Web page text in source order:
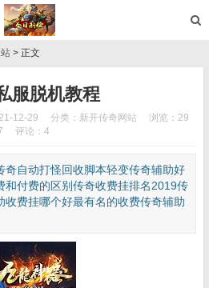
> 正文
服脱机教程
12-29 分类： 新开传奇网站
浏览：29
评论：4
奇自动打怪回收脚本轻变传奇辅助好
和付费的区别传奇收费挂排名2019传
收费挂哪个好最有名的收费传奇辅助